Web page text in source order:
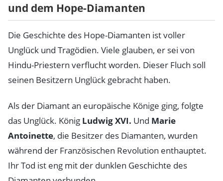
und dem Hope-Diamanten
Die Geschichte des Hope-Diamanten ist voller
Unglück und Tragödien. Viele glauben, er sei von
Hindu-Priestern verflucht worden. Dieser Fluch soll
seinen Besitzern Unglück gebracht haben.
Als der Diamant an europäische Könige ging, folgte
das Unglück. König Ludwig XVI. Und Marie
Antoinette, die Besitzer des Diamanten, wurden
während der Französischen Revolution enthauptet.
Ihr Tod ist eng mit der dunklen Geschichte des